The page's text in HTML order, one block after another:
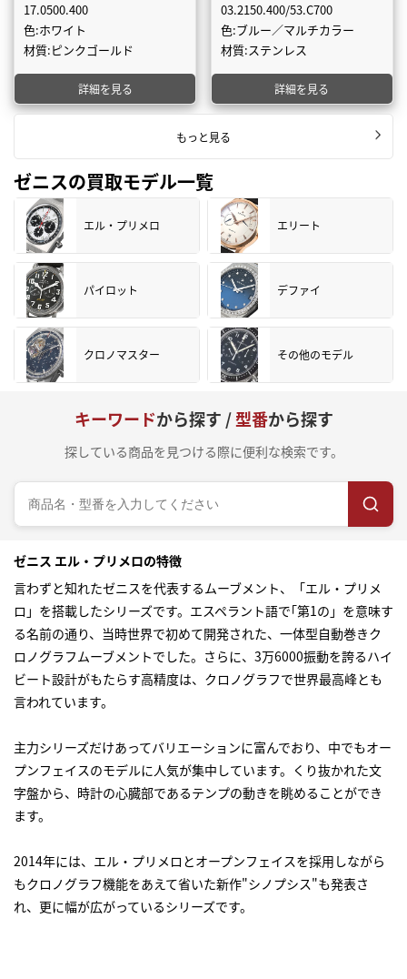
17.0500.400
色:ホワイト
材質:ピンクゴールド
詳細を見る
03.2150.400/53.C700
色:ブルー／マルチカラー
材質:ステンレス
詳細を見る
もっと見る
ゼニスの買取モデル一覧
エル・プリメロ エリート
パイロット デファイ
クロノマスター その他のモデル
キーワードから探す /型番から探す
探している商品を見つける際に便利な検索です。
ゼニス エル・プリメロの特徴
言わずと知れたゼニスを代表するムーブメント、「エル・プリメ
ロ」を搭載したシリーズです。エスペラント語で｢第1の」を意味す
る名前の通り、当時世界で初めて開発された、一体型自動巻きク
ロノグラフムーブメントでした。さらに、3万6000振動を誇るハイ
ビート設計がもたらす高精度は、クロノグラフで世界最高峰とも
言われています。
主力シリーズだけあってバリエーションに富んでおり、中でもオー
プンフェイスのモデルに人気が集中しています。くり抜かれた文
字盤から、時計の心臓部であるテンプの動きを眺めることができ
ます。
2014年には、エル・プリメロとオープンフェイスを採用しながら
もクロノグラフ機能をあえて省いた新作"シノプシス"も発表さ
れ、更に幅が広がっているシリーズです。